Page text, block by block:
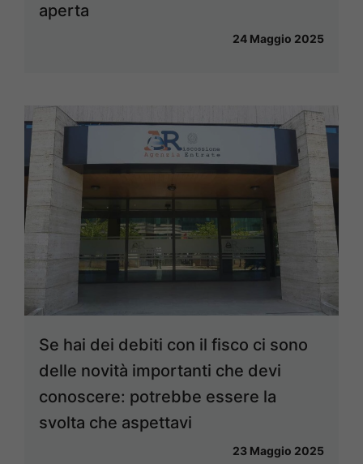
aperta
24 Maggio 2025
Se hai dei debiti con il fisco ci sono
delle novità importanti che devi
conoscere: potrebbe essere la
svolta che aspettavi
23 Maggio 2025